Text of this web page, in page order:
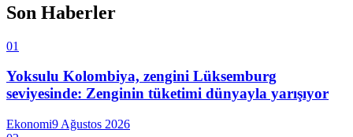
Son Haberler
01
Yoksulu Kolombiya, zengini Lüksemburg
seviyesinde: Zenginin tüketimi dünyayla yarışıyor
Ekonomi9 Ağustos 2026